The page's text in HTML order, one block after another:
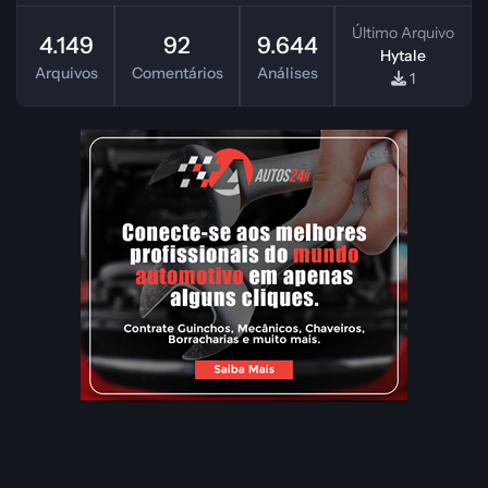
4.149
Arquivos
92
Comentários
9.644
Análises
Último Arquivo
Hytale
1